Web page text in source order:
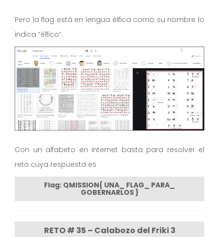
Pero la flag está en lengua élfica como su nombre lo
indica “élfico”.
Con un alfabeto en internet basta para resolver el
reto cuya respuesta es
Flag: QMISSION{ UNA_ FLAG_ PARA_
GOBERNARLOS }
RETO # 35 – Calabozo del Friki 3